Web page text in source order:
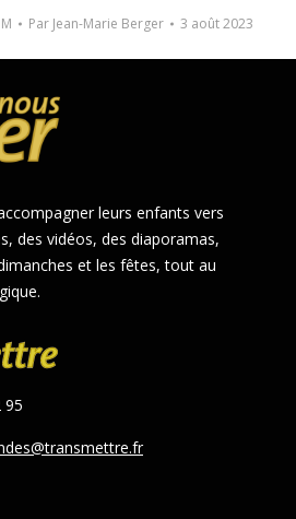
M Par Jean-Marie Berger 3 août 2023
leurs enfants vers
des vidéos, des diaporamas,
et les fêtes, tout au
95